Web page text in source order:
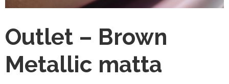
Outlet – Brown
Metallic matta